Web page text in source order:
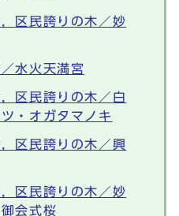
区民誇りの木／妙
水火天満宮
区民誇りの木／白
・オガタマノキ
区民誇りの木／興
区民誇りの木／妙
会式桜